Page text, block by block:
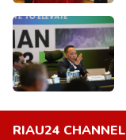
RIAU24 CHANNEL